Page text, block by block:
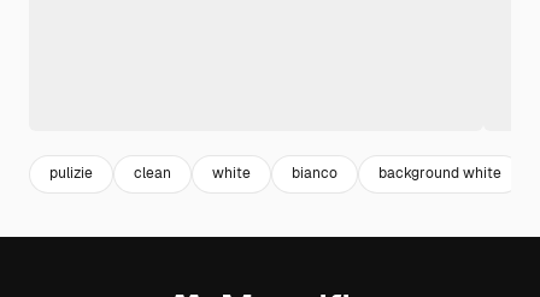
pulizie clean white bianco background white